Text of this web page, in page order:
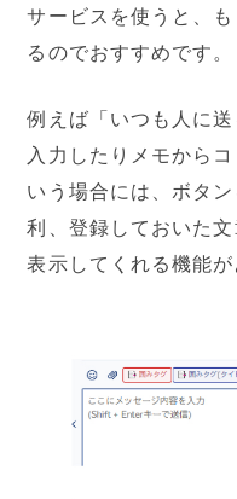
サービスを使うと、
るのでおすすめです。
例えば「いつも人に
入力したりメモから
いう場合には、ボタ
利、登録しておいた
表示してくれる機能が